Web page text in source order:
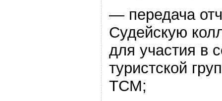
— передача
Судейскую
для участия в
туристской
ТСМ;